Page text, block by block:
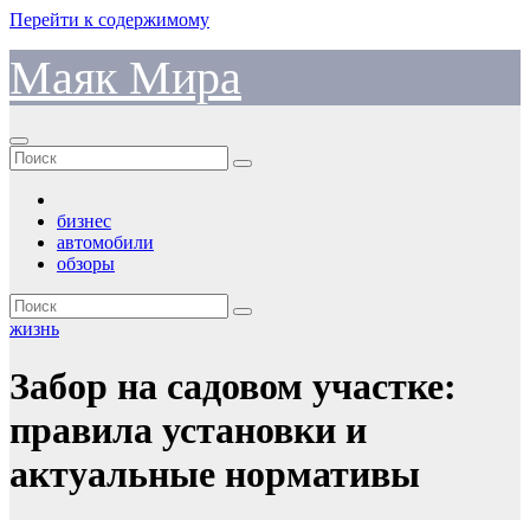
Перейти к содержимому
Маяк Мира
бизнес
автомобили
обзоры
жизнь
Забор на садовом участке:
правила установки и
актуальные нормативы